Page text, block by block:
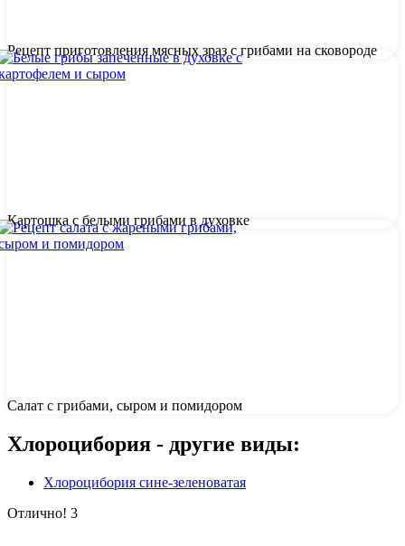
Рецепт приготовления мясных зраз с грибами на сковороде
Картошка с белыми грибами в духовке
Салат с грибами, сыром и помидором
Хлороцибория - другие виды:
Хлороцибория сине-зеленоватая
Отлично! 3